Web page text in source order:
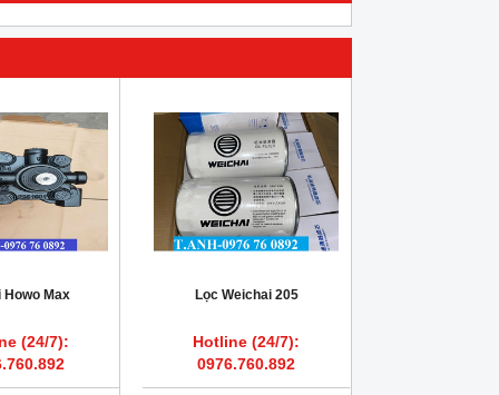
Howo Max
(24/7):
Lọc Weichai 205
Hotline (24/7):
0976.760.892